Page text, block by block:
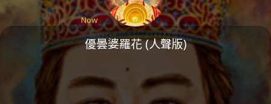
Now
優曇婆羅花 (人聲版)